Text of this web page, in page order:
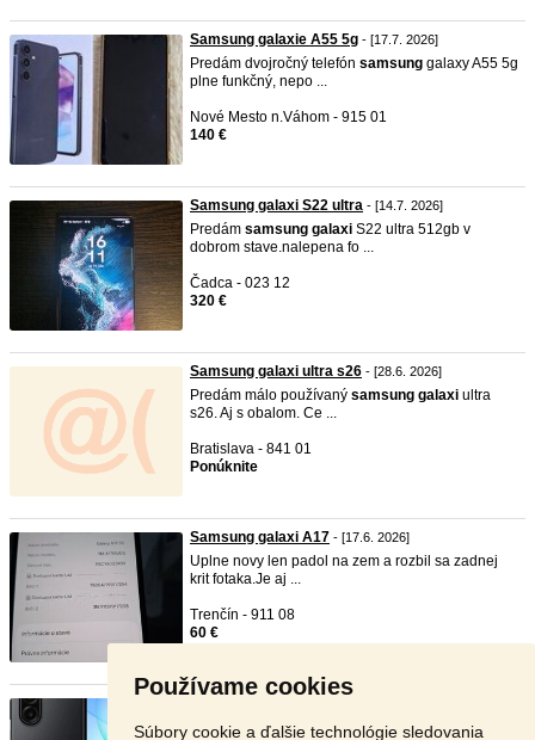
Používame cookies
Súbory cookie a ďalšie technológie sledovania
Samsung galaxie A55 5g - [17.7. 2026]
Predám dvojročný telefón samsung galaxy A55 5g
plne funkčný, nepo ...
Nové Mesto n.Váhom - 915 01
140 €
Samsung galaxi S22 ultra - [14.7. 2026]
Predám samsung galaxi S22 ultra 512gb v
dobrom stave.nalepena fo ...
Čadca - 023 12
320 €
Samsung galaxi ultra s26 - [28.6. 2026]
Predám málo používaný samsung galaxi ultra
s26. Aj s obalom. Ce ...
Bratislava - 841 01
Ponúknite
Samsung galaxi A17 - [17.6. 2026]
Uplne novy len padol na zem a rozbil sa zadnej
krit fotaka.Je aj ...
Trenčín - 911 08
60 €
PREDÁM TELEFONsamsung galaxiA17 5G JE